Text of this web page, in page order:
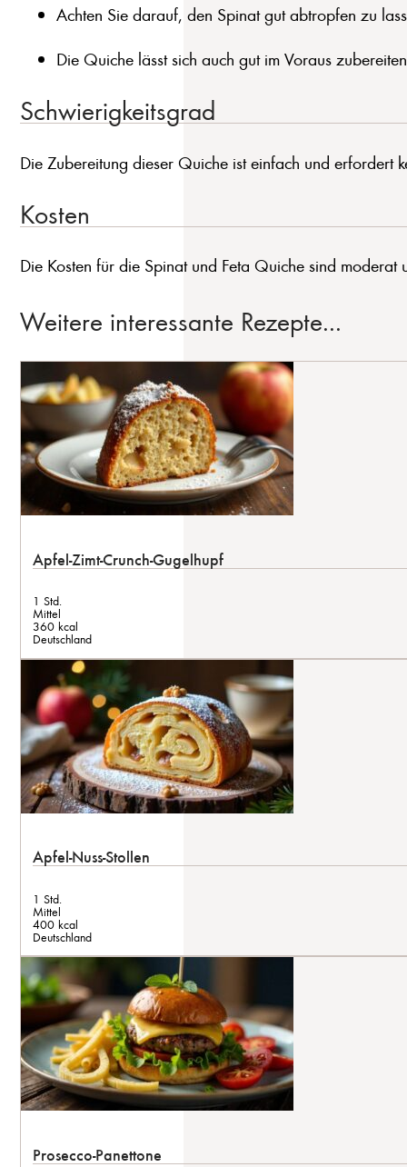
Achten Sie darauf, den Spinat gut abtropfen zu
Die Quiche lässt sich auch gut im Voraus
Schwierigkeitsgrad
Die Zubereitung dieser Quiche ist einfach und erfordert
Kosten
Die Kosten für die Spinat und Feta Quiche sind
Weitere interessante Rezepte...
Apfel-Zimt-Crunch-Gugelhupf
1 Std.
Mittel
360 kcal
Deutschland
Apfel-Nuss-Stollen
1 Std.
Mittel
400 kcal
Deutschland
Prosecco-Panettone